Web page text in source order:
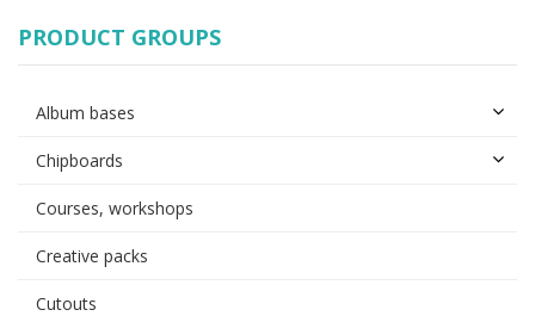
PRODUCT GROUPS
Album bases
Chipboards
Courses, workshops
Creative packs
Cutouts